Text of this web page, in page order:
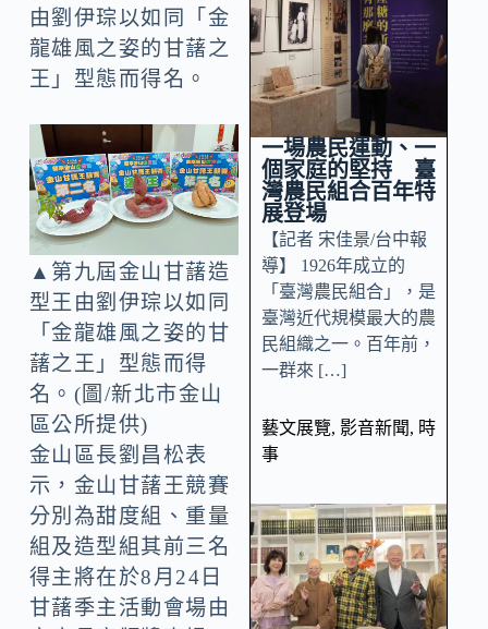
由劉伊琮以如同「金
龍雄風之姿的甘藷之
王」型態而得名。
▲第九屆金山甘藷造
型王由劉伊琮以如同
「金龍雄風之姿的甘
藷之王」型態而得
名。(圖/新北市金山
區公所提供)
金山區長劉昌松表
示，金山甘藷王競賽
分別為甜度組、重量
組及造型組其前三名
得主將在於8月24日
甘藷季主活動會場由
一場農民運動、一
個家庭的堅持 臺
灣農民組合百年特
展登場
【記者 宋佳景/台中報
導】 1926年成立的
「臺灣農民組合」，是
臺灣近代規模最大的農
民組織之一。百年前，
一群來 […]
藝文展覽, 影音新聞, 時
事